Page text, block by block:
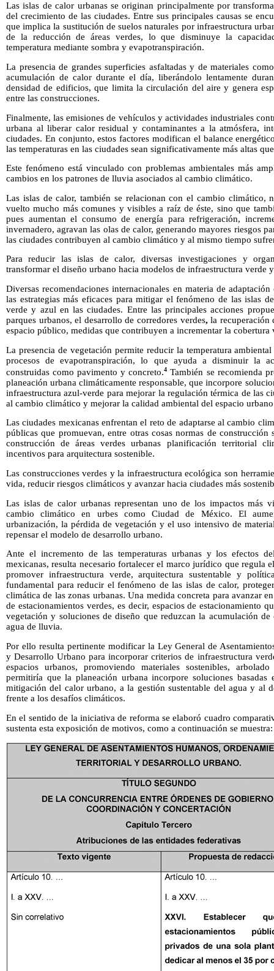
Las islas de calor urbanas se originan principalmente por
del crecimiento de las ciudades. Entre sus principales causas se
que implica la sustitución de suelos naturales por infraestructura
de la reducción de áreas verdes, lo que disminuye la
temperatura mediante sombra y evapotranspiración.
La presencia de grandes superficies asfaltadas y de materiales
acumulación de calor durante el día, liberándolo lentamente
densidad de edificios, que limita la circulación del aire y genera
entre las construcciones.
Finalmente, las emisiones de vehículos y actividades industriales
urbana al liberar calor residual y contaminantes a la atmósfera,
ciudades. En conjunto, estos factores modifican el balance
las temperaturas en las ciudades sean significativamente más altas
Este fenómeno está vinculado con problemas ambientales más
cambios en los patrones de lluvia asociados al cambio climático.
Las islas de calor, también se relacionan con el cambio climático,
vuelto mucho más comunes y visibles a raíz de éste, sino que
pues aumentan el consumo de energía para refrigeración,
invernadero, agravan las olas de calor, generando mayores riesgos
las ciudades contribuyen al cambio climático y al mismo tiempo
Para reducir las islas de calor, diversas investigaciones y
transformar el diseño urbano hacia modelos de infraestructura verde
Diversas recomendaciones internacionales en materia de
las estrategias más eficaces para mitigar el fenómeno de las islas
verde y azul en las ciudades. Entre las principales acciones
parques urbanos, el desarrollo de corredores verdes, la recuperación
espacio público, medidas que contribuyen a incrementar la cobertura
La presencia de vegetación permite reducir la temperatura
procesos de evapotranspiración, lo que ayuda a disminuir la
construidas como pavimento y concreto.4 También se recomienda
planeación urbana climáticamente responsable, que incorpore
infraestructura azul-verde para mejorar la regulación térmica de las
al cambio climático y mejorar la calidad ambiental del espacio
Las ciudades mexicanas enfrentan el reto de adaptarse al cambio
públicas que promuevan, entre otras cosas normas de
construcción de áreas verdes urbanas planificación territorial
incentivos para arquitectura sostenible.
Las construcciones verdes y la infraestructura ecológica son
vida, reducir riesgos climáticos y avanzar hacia ciudades más
Las islas de calor urbanas representan uno de los impactos más
cambio climático en urbes como Ciudad de México. El
urbanización, la pérdida de vegetación y el uso intensivo de
repensar el modelo de desarrollo urbano.
Ante el incremento de las temperaturas urbanas y los efectos
mexicanas, resulta necesario fortalecer el marco jurídico que regula
promover infraestructura verde, arquitectura sustentable y
fundamental para reducir el fenómeno de las islas de calor,
climática de las zonas urbanas. Una medida concreta para avanzar
de estacionamientos verdes, es decir, espacios de estacionamiento
vegetación y soluciones de diseño que reduzcan la acumulación
agua de lluvia.
Por ello resulta pertinente modificar la Ley General de
y Desarrollo Urbano para incorporar criterios de infraestructura
espacios urbanos, promoviendo materiales sostenibles,
permitiría que la planeación urbana incorpore soluciones
mitigación del calor urbano, a la gestión sustentable del agua y al
frente a los desafíos climáticos.
En el sentido de la iniciativa de reforma se elaboró cuadro
sustenta esta exposición de motivos, como a continuación se muestra: